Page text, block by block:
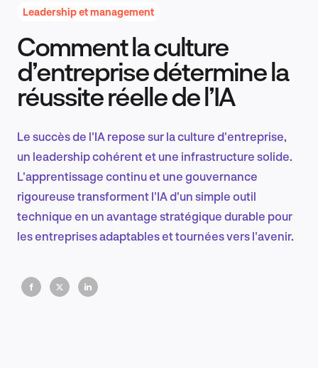
Recherche et conception produit
EN
Leadership et management
Comment la culture
d’entreprise détermine la
réussite réelle de l’IA
Le succès de l'IA repose sur la culture d'entreprise,
un leadership cohérent et une infrastructure solide.
L'apprentissage continu et une gouvernance
rigoureuse transforment l'IA d'un simple outil
technique en un avantage stratégique durable pour
les entreprises adaptables et tournées vers l'avenir.